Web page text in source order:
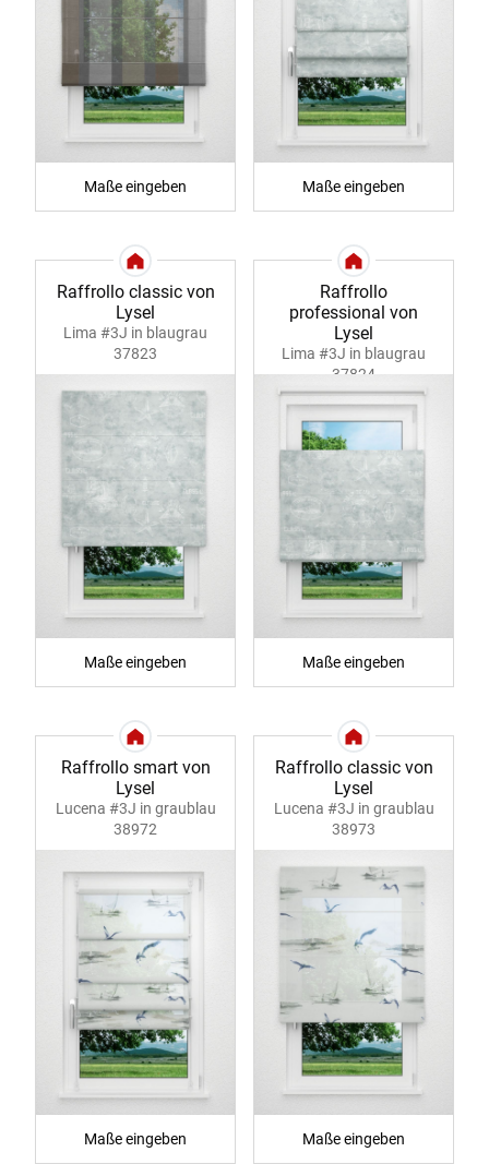
Maße eingeben Maße eingeben
Raffrollo classic von
Lysel
Lima #3J in blaugrau
37823
Maße eingeben
Raffrollo
professional von
Lysel
Lima #3J in blaugrau
37824
Maße eingeben
Raffrollo smart von
Lysel
Lucena #3J in graublau
38972
Maße eingeben
Raffrollo classic von
Lysel
Lucena #3J in graublau
38973
Maße eingeben